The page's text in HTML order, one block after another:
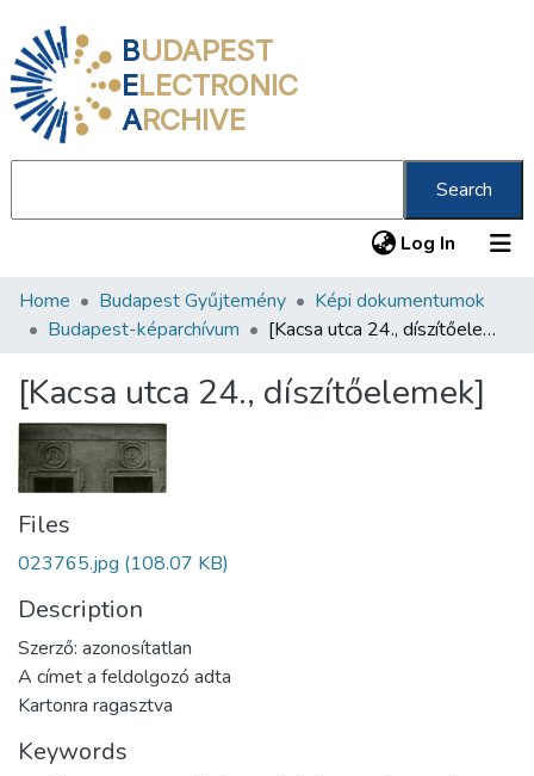
BUDAPEST
ELECTRONIC
ARCHIVE
Search
Log In (current)
Communities & Collections
Statistics
About us
Home Budapest Gyűjtemény
Képi dokumentumok
Budapest-képarchívum
[Kacsa utca 24., díszítőelemek]
[Kacsa utca 24., díszítőelemek]
Files
023765.jpg (108.07 KB)
Description
Szerző: azonosítatlan
A címet a feldolgozó adta
Kartonra ragasztva
Keywords